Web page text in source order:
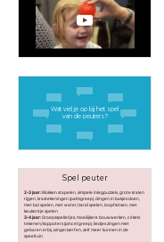
Wat viel je op bij het spel
van de peuters?
Spel peuter
2-3 jaar:Blokken stapelen, simpele inlegpuzzels, grote kralen
rijgen, krastekeningen (palmgreep), dingen in bakjes doen,
met bal spelen, met water/zand spelen, loopfietsen, met
keukentje spelen
3-4 jaar:Groepsspelletjes, moeilijkere bouwwerken, cirkels
tekenen/koppoters (pincetgreep), liedjes zingen met
gebaren erbij, (vinger)verfen, zelf meer kunnen in de
speeltuin